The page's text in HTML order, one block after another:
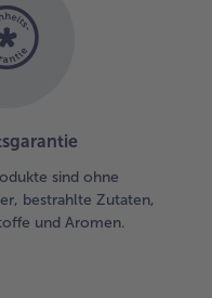
sind ohne
bestrahlte Zutaten,
und Aromen.